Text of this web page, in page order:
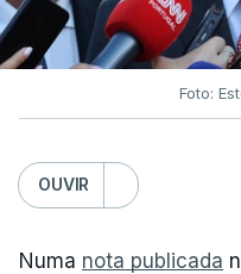
Foto:
OUVIR
Numa nota publicada